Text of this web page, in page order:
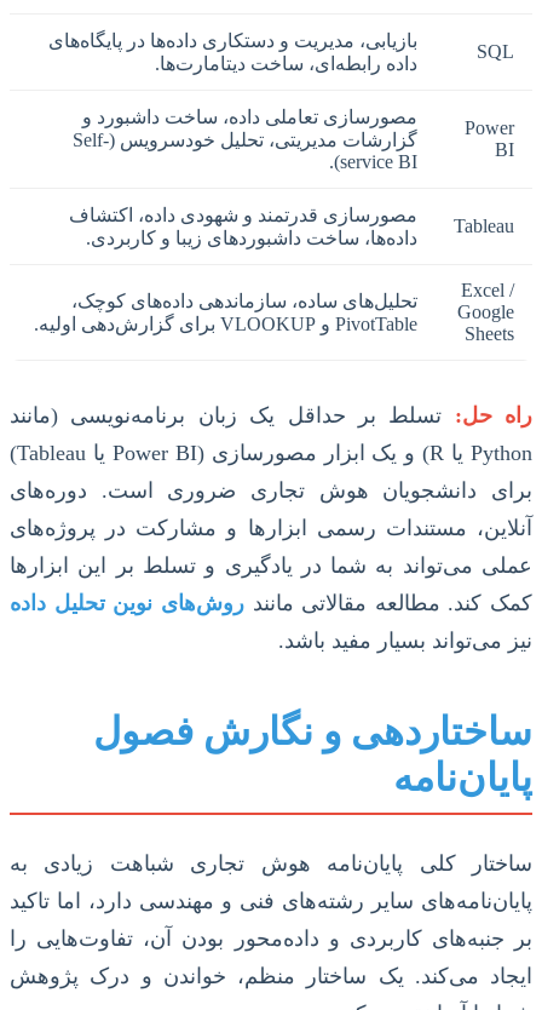
SQL
بازیابی، مدیریت و دستکاری داده‌ها در پایگاه‌های
داده رابطه‌ای، ساخت دیتامارت‌ها.
Power
BI
مصورسازی تعاملی داده، ساخت داشبورد و
گزارشات مدیریتی، تحلیل خودسرویس (Self-
service BI).
Tableau
مصورسازی قدرتمند و شهودی داده، اکتشاف
داده‌ها، ساخت داشبوردهای زیبا و کاربردی.
Excel /
Google
Sheets
تحلیل‌های ساده، سازماندهی داده‌های کوچک،
PivotTable و VLOOKUP برای گزارش‌دهی اولیه.
راه حل: تسلط بر حداقل یک زبان برنامه‌نویسی (مانند
Python یا R) و یک ابزار مصورسازی (Power BI یا Tableau)
برای دانشجویان هوش تجاری ضروری است. دوره‌های
آنلاین، مستندات رسمی ابزارها و مشارکت در پروژه‌های
عملی می‌تواند به شما در یادگیری و تسلط بر این ابزارها
کمک کند. مطالعه مقالاتی مانندروش‌های نوین تحلیل داده
نیز می‌تواند بسیار مفید باشد.
ساختاردهی و نگارش فصول
پایان‌نامه
ساختار کلی پایان‌نامه هوش تجاری شباهت زیادی به
پایان‌نامه‌های سایر رشته‌های فنی و مهندسی دارد، اما تاکید
بر جنبه‌های کاربردی و داده‌محور بودن آن، تفاوت‌هایی را
ایجاد می‌کند. یک ساختار منظم، خواندن و درک پژوهش